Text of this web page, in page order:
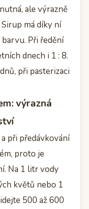
ale výrazně
má díky ní
Při ředění
dnech i 1 : 8.
při pasterizaci
výrazná
při předávkování
proto je
Na 1 litr vody
květů nebo 1
500 až 600